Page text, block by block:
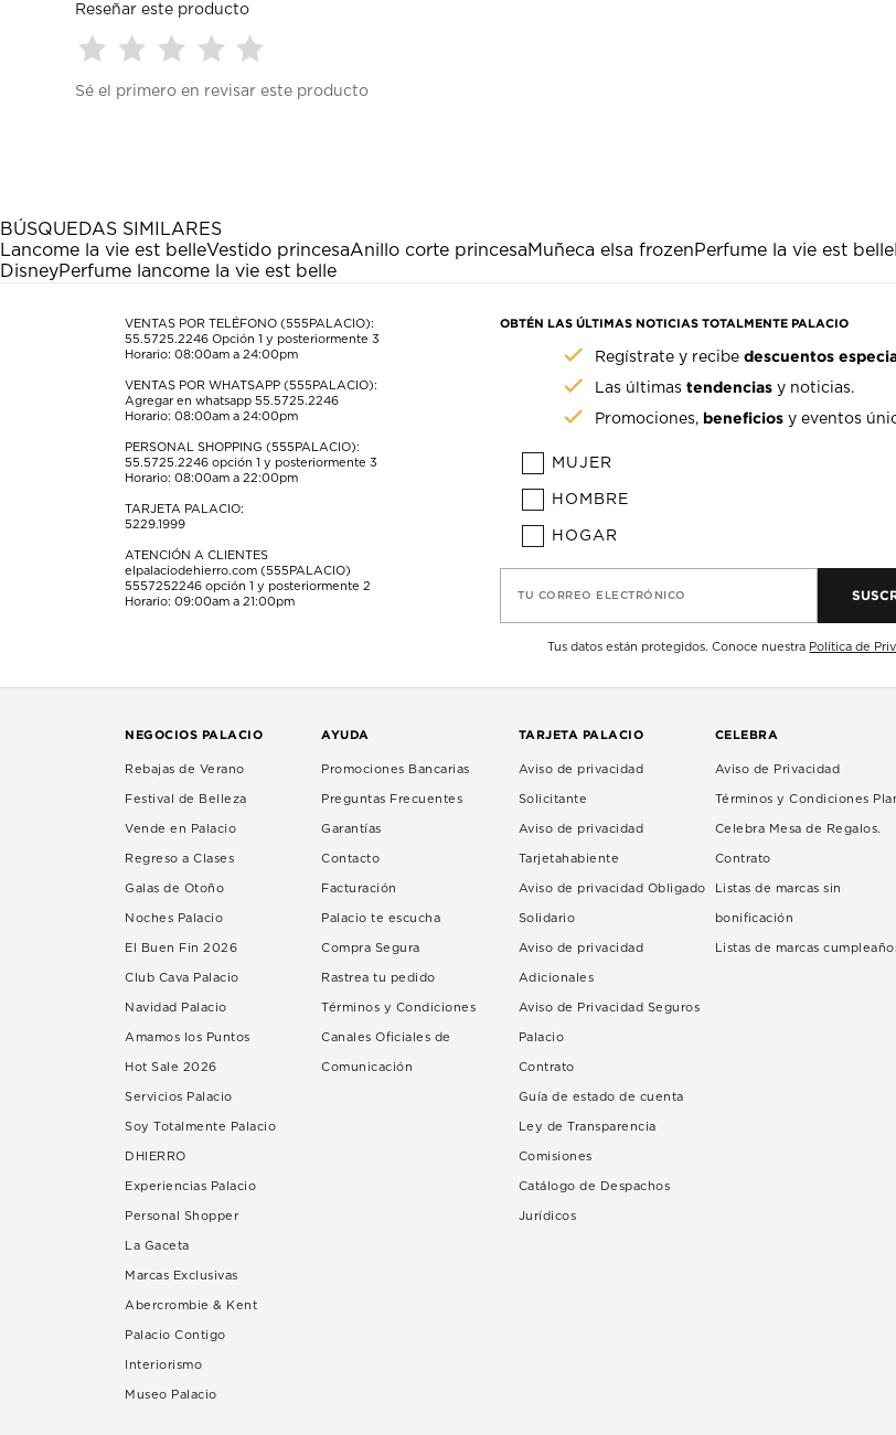
Reseñar este producto
para
estrella
Esta
acción
abrirá
formulario
para
estrellas.
Esta
acción
abrirá
formulario
de
para
estrellas.
Esta
acción
abrirá
formulario
de
para
estrellas.
Esta
acción
abrirá
formulario
de
para
Esta
acción
abrirá
formulario
de
envío.
Sé el primero en revisar este producto
BÚSQUEDAS SIMILARES
Lancome la vie est belleVestido princesaAnillo corte princesaMuñeca elsa frozenPerfume la vie est belle
DisneyPerfume lancome la vie est belle
VENTAS POR TELÉFONO (555PALACIO):
55.5725.2246 Opción 1 y posteriormente 3
Horario: 08:00am a 24:00pm
VENTAS POR WHATSAPP (555PALACIO):
Agregar en whatsapp 55.5725.2246
Horario: 08:00am a 24:00pm
PERSONAL SHOPPING (555PALACIO):
55.5725.2246 opción 1 y posteriormente 3
Horario: 08:00am a 22:00pm
TARJETA PALACIO:
5229.1999
ATENCIÓN A CLIENTES
elpalaciodehierro.com (555PALACIO)
5557252246 opción 1 y posteriormente 2
Horario: 09:00am a 21:00pm
OBTÉN LAS ÚLTIMAS NOTICIAS TOTALMENTE PALACIO
Regístrate y recibedescuentos
Las últimastendencias y noticias.
Promociones, beneficios y eventos
MUJER
HOMBRE
HOGAR
TU CORREO ELECTRÓNICO
Tus datos están protegidos. Conoce nuestra Política de
NEGOCIOS PALACIO
Rebajas de Verano
Festival de Belleza
Vende en Palacio
Regreso a Clases
Galas de Otoño
Noches Palacio
El Buen Fin 2026
Club Cava Palacio
Navidad Palacio
Amamos los Puntos
Hot Sale 2026
Servicios Palacio
Soy Totalmente Palacio
DHIERRO
Experiencias Palacio
Personal Shopper
La Gaceta
Marcas Exclusivas
Abercrombie & Kent
Palacio Contigo
Interiorismo
Museo Palacio
AYUDA
Promociones Bancarias
Preguntas Frecuentes
Garantías
Contacto
Facturación
Palacio te escucha
Compra Segura
Rastrea tu pedido
Términos y Condiciones
Canales Oficiales de
Comunicación
TARJETA PALACIO
Aviso de privacidad
Solicitante
Aviso de privacidad
Tarjetahabiente
Aviso de privacidad Obligado
Solidario
Aviso de privacidad
Adicionales
Aviso de Privacidad Seguros
Palacio
Contrato
Guía de estado de cuenta
Ley de Transparencia
Comisiones
Catálogo de Despachos
Jurídicos
CELEBRA
Aviso de Privacidad
Términos y Condiciones
Celebra Mesa de Regalos.
Contrato
Listas de marcas sin
bonificación
Listas de marcas